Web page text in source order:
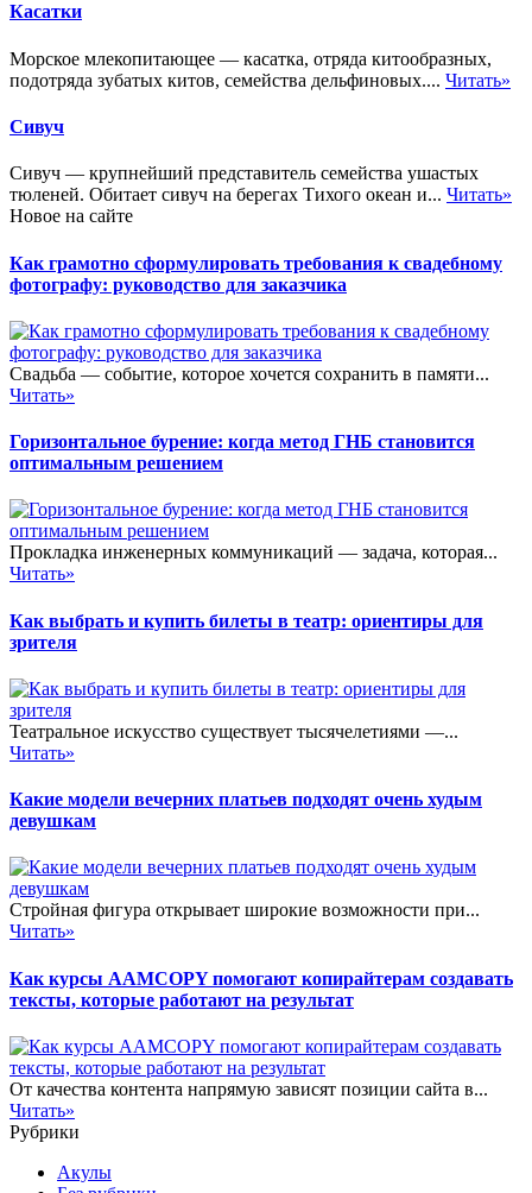
Касатки
Морское млекопитающее — касатка, отряда китообразных,
подотряда зубатых китов, семейства дельфиновых.... Читать»
Сивуч
Сивуч — крупнейший представитель семейства ушастых
тюленей. Обитает сивуч на берегах Тихого океан и... Читать»
Новое на сайте
Как грамотно сформулировать требования к свадебному
фотографу: руководство для заказчика
Свадьба — событие, которое хочется сохранить в памяти...
Читать»
Горизонтальное бурение: когда метод ГНБ становится
оптимальным решением
Прокладка инженерных коммуникаций — задача, которая...
Читать»
Как выбрать и купить билеты в театр: ориентиры для
зрителя
Театральное искусство существует тысячелетиями —...
Читать»
Какие модели вечерних платьев подходят очень худым
девушкам
Стройная фигура открывает широкие возможности при...
Читать»
Как курсы AAMCOPY помогают копирайтерам создавать
тексты, которые работают на результат
От качества контента напрямую зависят позиции сайта в...
Читать»
Рубрики
Акулы